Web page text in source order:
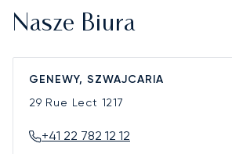
Nasze Biura
GENEWY, SZWAJCARIA
29 Rue Lect 1217
+41 22 782 12 12